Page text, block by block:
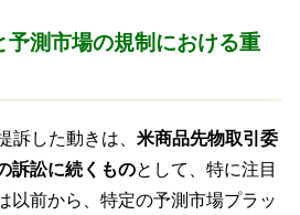
予測市場の規制における重
訴した動きは、 米商品先物取引委
訴訟に続くものとして、特に注目
以前から、特定の予測市場プラッ